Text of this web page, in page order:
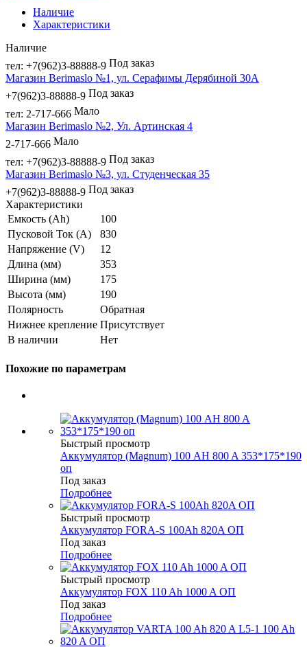
Наличие
Характеристики
Наличие
тел: +7(962)3-88888-9 Под заказ
Магазин Berimaslo №1, ул. Серафимы Дерябиной 30А
+7(962)3-88888-9 Под заказ
тел: 2-717-666 Мало
Магазин Berimaslo №2, Ул. Артинская 4
2-717-666 Мало
тел: +7(962)3-88888-9 Под заказ
Магазин Berimaslo №3, ул. Студенческая 35
+7(962)3-88888-9 Под заказ
Характеристики
Емкость (Ah)
100
Пусковой Ток (A)
830
Напряжение (V)
12
Длина (мм)
353
Ширина (мм)
175
Высота (мм)
190
Полярность
Обратная
Нижнее крепление Присутствует
В наличии
Нет
Похожие по параметрам
Быстрый просмотр
Аккумулятор (Magnum) 100 AH 800 A 353*175*190
оп
Под заказ
Подробнее
Быстрый просмотр
Аккумулятор FORA-S 100Ah 820A ОП
Под заказ
Подробнее
Быстрый просмотр
Аккумулятор FOX 110 Ah 1000 A ОП
Под заказ
Подробнее